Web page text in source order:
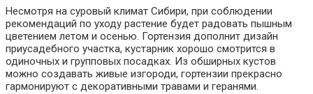
Несмотря на суровый климат Сибири, при соблюдении
рекомендаций по уходу растение будет радовать пышным
цветением летом и осенью. Гортензия дополнит дизайн
приусадебного участка, кустарник хорошо смотрится в
одиночных и групповых посадках. Из обширных кустов
можно создавать живые изгороди, гортензии прекрасно
гармонируют с декоративными травами и геранями.